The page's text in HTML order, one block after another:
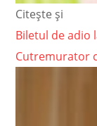
Citește și
Biletul de adio
Cutremurator